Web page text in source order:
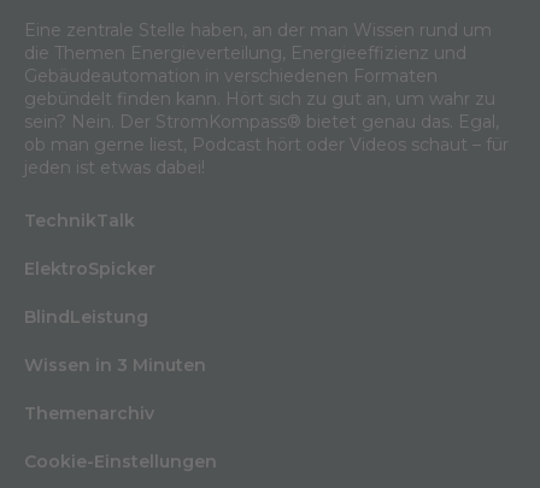
Eine zentrale Stelle haben, an der man Wissen rund um
die Themen Energieverteilung, Energieeffizienz und
Gebäudeautomation in verschiedenen Formaten
gebündelt finden kann. Hört sich zu gut an, um wahr zu
sein? Nein. Der StromKompass® bietet genau das. Egal,
ob man gerne liest, Podcast hört oder Videos schaut – für
jeden ist etwas dabei!
TechnikTalk
ElektroSpicker
BlindLeistung
Wissen in 3 Minuten
Themenarchiv
Cookie-Einstellungen